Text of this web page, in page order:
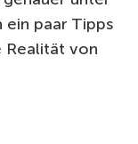
ein paar Tipps
Realität von